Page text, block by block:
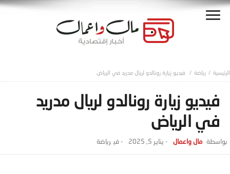
رياضة فيديو زيارة رونالدو لريال مدريد في الرياض
فيديو زيارة رونالدو لريال مدريد
في الرياض
مال واعمال - يناير 5, 2025 - ‎في رياضة